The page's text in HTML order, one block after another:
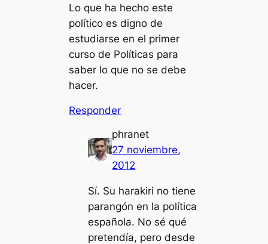
Lo que ha hecho este
político es digno de
estudiarse en el primer
curso de Políticas para
saber lo que no se debe
hacer.
Responder
phranet
27 noviembre,
2012
Sí. Su harakiri no tiene
parangón en la política
española. No sé qué
pretendía, pero desde